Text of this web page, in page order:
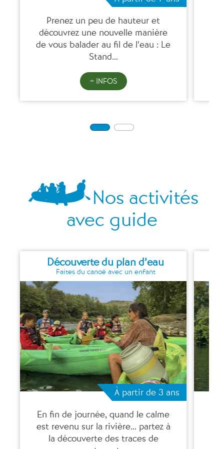
Prenez un peu de hauteur et
découvrez une nouvelle manière
de vous balader au fil de l’eau : Le
Stand…
+ INFOS
Nos activités
avec guide
Découverte du plan d’eau
Faites du canoë avec un enfant
À partir de 3 ans
En fin de journée, quand le calme
est revenu sur la rivière… partez à
la découverte des traces de